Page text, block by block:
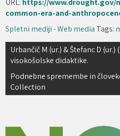
URL: https://www.drought.gov/
common-era-and-
Spletni mediji - Web media Tags:
Navigacija
prispevka
Urbančič M (ur.) & Štefanc D
visokošolske didaktike.
Podnebne spremembe in
Collection